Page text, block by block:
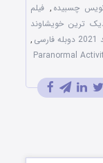
, فیلم
ترین خویشاوند
,